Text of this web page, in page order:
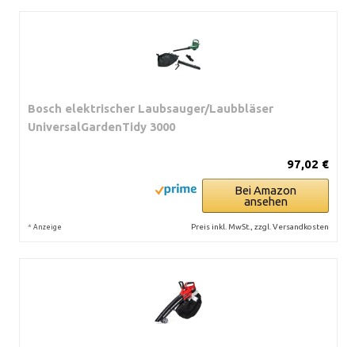
Bosch elektrischer Laubsauger/Laubbläser
UniversalGardenTidy 3000
97,02 €
Bei Amazon
ansehen
* Anzeige Preis inkl. MwSt., zzgl. Versandkosten